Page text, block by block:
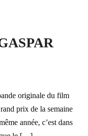
originale du film
prix de la semaine
année, c’est dans